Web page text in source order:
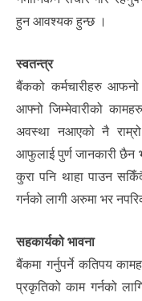
हुन आवश्यक हुन्छ ।
स्वतन्त्र
बैंकको कर्मचारीहरु
आफ्नो जिम्मेवारीको
अवस्था नआएको नै
आफुलाई पुर्ण जानकारी
कुरा पनि थाहा पाउन
गर्नको लागी अरुमा भर
सहकार्यको भावना
बैंकमा गर्नुपर्ने कतिपय
प्रकृतिको काम गर्नको